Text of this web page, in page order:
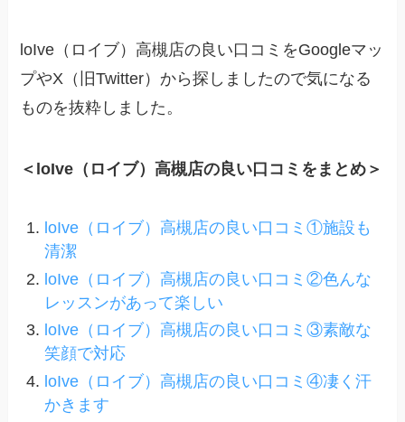
loIve（ロイブ）高槻店の良い口コミをGoogleマッ
プやX（旧Twitter）から探しましたので気になる
ものを抜粋しました。
＜loIve（ロイブ）高槻店の良い口コミをまとめ＞
loIve（ロイブ）高槻店の良い口コミ①施設も
清潔
loIve（ロイブ）高槻店の良い口コミ②色んな
レッスンがあって楽しい
loIve（ロイブ）高槻店の良い口コミ③素敵な
笑顔で対応
loIve（ロイブ）高槻店の良い口コミ④凄く汗
かきます